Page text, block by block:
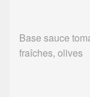
Base sauce
fraîches, olives